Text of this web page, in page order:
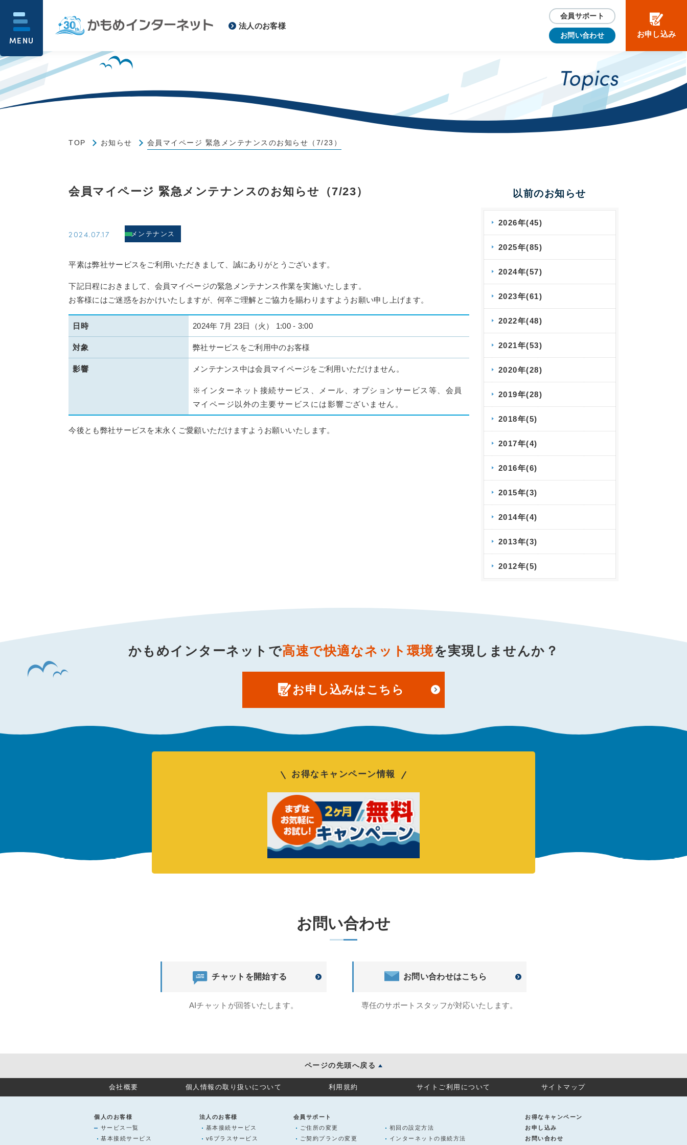
MENU
法人のお客様
会員サポート
お問い合わせ お申し込み
Topics
TOP お知らせ 会員マイページ 緊急メンテナンスのお知らせ（7/23）
会員マイページ 緊急メンテナンスのお知らせ（7/23）
2024.07.17 メンテナンス
平素は弊社サービスをご利用いただきまして、誠にありがとうございます。
下記日程におきまして、会員マイページの緊急メンテナンス作業を実施いたします。
お客様にはご迷惑をおかけいたしますが、何卒ご理解とご協力を賜わりますようお願い申し上げます。
日時 2024年 7月 23日（火） 1:00 - 3:00
対象 弊社サービスをご利用中のお客様
影響 メンテナンス中は会員マイページをご利用いただけません。
※インターネット接続サービス、メール、オプションサービス等、会員
マイページ以外の主要サービスには影響ございません。
今後とも弊社サービスを末永くご愛顧いただけますようお願いいたします。
以前のお知らせ
2026年(45)
2025年(85)
2024年(57)
2023年(61)
2022年(48)
2021年(53)
2020年(28)
2019年(28)
2018年(5)
2017年(4)
2016年(6)
2015年(3)
2014年(4)
2013年(3)
2012年(5)
かもめインターネットで高速で快適なネット環境を実現しませんか？
お申し込みはこちら
お得なキャンペーン情報
お問い合わせ
チャットを開始する
AIチャットが回答いたします。
お問い合わせはこちら
専任のサポートスタッフが対応いたします。
ページの先頭へ戻る
会社概要 個人情報の取り扱いについて 利用規約 サイトご利用について サイトマップ
個人のお客様
サービス一覧
基本接続サービス
法人のお客様
基本接続サービス
v6プラスサービス
会員サポート
ご住所の変更
ご契約プランの変更
初回の設定方法
インターネットの接続方法
お得なキャンペーン
お申し込み
お問い合わせ